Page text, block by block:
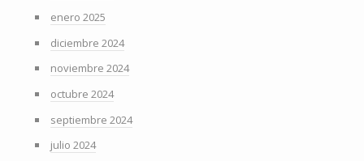
enero 2025
diciembre 2024
noviembre 2024
octubre 2024
septiembre 2024
julio 2024